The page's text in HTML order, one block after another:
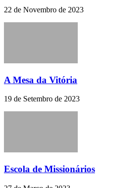
22 de Novembro de 2023
A Mesa da Vitória
19 de Setembro de 2023
Escola de Missionários